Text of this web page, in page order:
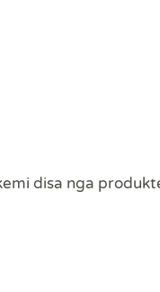
disa nga